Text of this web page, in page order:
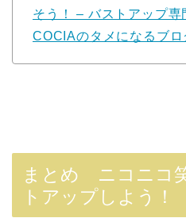
そう！ – バストアップ専
COCIAのタメになるブロ
まとめ ニコニコ
トアップしよう！